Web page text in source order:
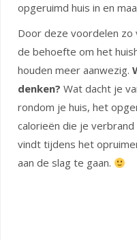
opgeruimd huis in en
Door deze voordelen zo
de behoefte om het
houden meer aanwezig.
denken? Wat dacht je
rondom je huis, het
calorieën die je
vindt tijdens het
aan de slag te gaan.